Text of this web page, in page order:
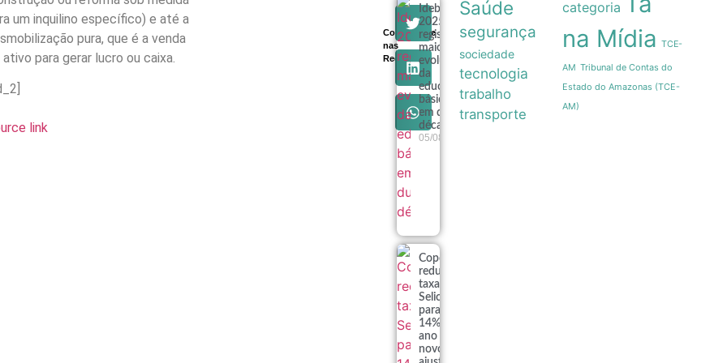
um inquilino específico) e até a
pura, que é a venda
ativo para gerar lucro ou caixa.
link
Compartilhe
nas
Redes
Ideb
2025
registra
maior
evolução
da
educação
básica
em duas
décadas
05/08
Copom
reduz
taxa
Selic
para
14% ao
ano em
novo
Saúde
segurança
sociedade
tecnologia
trabalho
transporte
categoria
na Mídia TCE-
AM Tribunal de Contas do
Estado do Amazonas (TCE-
AM)